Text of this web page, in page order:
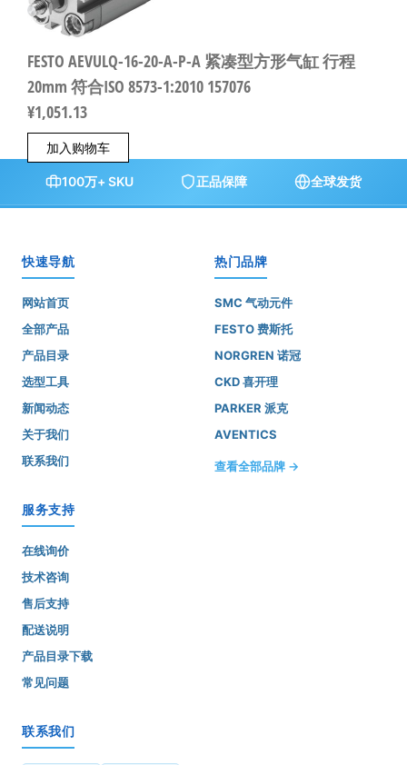
FESTO AEVULQ-16-20-A-P-A 紧凑型方形气缸 行程
20mm 符合ISO 8573-1:2010 157076
¥1,051.13
加入购物车
100万+ SKU 正品保障 全球发货
快速导航
网站首页
全部产品
产品目录
选型工具
新闻动态
关于我们
联系我们
热门品牌
SMC 气动元件
FESTO 费斯托
NORGREN 诺冠
CKD 喜开理
PARKER 派克
AVENTICS
查看全部品牌 →
服务支持
在线询价
技术咨询
售后支持
配送说明
产品目录下载
常见问题
联系我们